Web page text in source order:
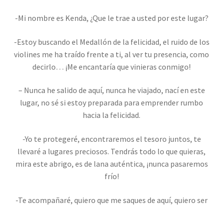
-Mi nombre es Kenda, ¿Que le trae a usted por este lugar?
-Estoy buscando el Medallón de la felicidad, el ruido de los
violines me ha traído frente a ti, al ver tu presencia, como
decirlo… ¡Me encantaría que vinieras conmigo!
– Nunca he salido de aquí, nunca he viajado, nací en este
lugar, no sé si estoy preparada para emprender rumbo
hacia la felicidad.
-Yo te protegeré, encontraremos el tesoro juntos, te
llevaré a lugares preciosos. Tendrás todo lo que quieras,
mira este abrigo, es de lana auténtica, ¡nunca pasaremos
frío!
-Te acompañaré, quiero que me saques de aquí, quiero ser